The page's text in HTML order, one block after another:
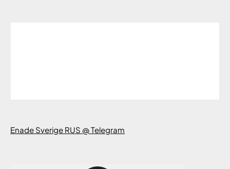
Enade Sverige RUS @ Telegram